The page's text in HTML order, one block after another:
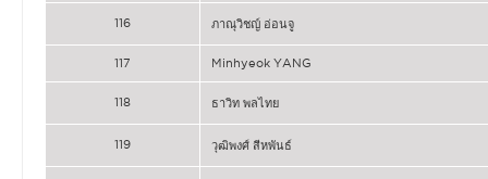
116 ภาณุวิชญ์ อ่อนจู
117 Minhyeok YANG
118 ธาวิท พลไทย
119 วุฒิพงศ์ สีหพันธ์